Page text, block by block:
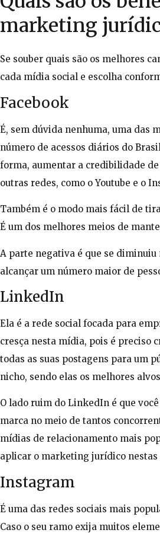
marketing
Se souber quais são os melhores
cada mídia social e escolha
Facebook
É, sem dúvida nenhuma, uma das
número de acessos diários do
forma, aumentar a credibilidade de
outras redes, como o Youtube e o
Também é o modo mais fácil de
É um dos melhores meios de
A parte negativa é que se
alcançar um número maior de
LinkedIn
Ela é a rede social focada para
cresça nesta mídia, pois é preciso
todas as suas postagens para um
nicho, sendo elas os melhores
O lado ruim do LinkedIn é que
marca no meio de tantos
mídias de relacionamento mais
aplicar o marketing jurídico nestas
Instagram
É uma das redes sociais mais
Caso o seu ramo exija muitos